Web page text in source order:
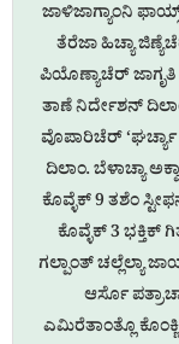
ಜಾಳಿಜಾಗ್ಯಾಂನಿ
ತೆರೆಜಾ ಹಿಚ್ಯಾ
ಪಿಯೊಣ್ಯಾಚೆರ್
ತಾಣೆ ನಿರ್ದೇಶನ್
ವೊಪಾರಿಚೆರ್
ದಿಲಾಂ. ಬೆಳಾಚ್ಯಾ
ಕೊವ್ಳೆಕ್ 9 ತಶೆಂ
ಕೊವ್ಳೆಕ್ 3 ಭಕ್ತಿಕ್
ಗಲ್ಪಾಂತ್ ಚಲ್ಲೆಲ್ಯಾ
ಆರ್ಸೊ
ಎಮಿರೆತಾಂತ್ಲೊ